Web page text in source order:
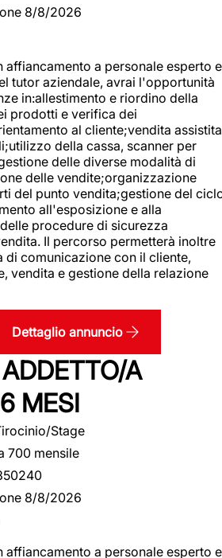
8/8/2026
affiancamento a personale esperto e
tutor aziendale, avrai l'opportunità
in:allestimento e riordino della
prodotti e verifica dei
al cliente;vendita assistita
della cassa, scanner per
delle diverse modalità di
delle vendite;organizzazione
del punto vendita;gestione del
all'esposizione e alla
procedure di sicurezza
Il percorso permetterà inoltre
comunicazione con il cliente,
vendita e gestione della relazione
Dettaglio annuncio
A
MESI
Stage
700 mensile
8/8/2026
affiancamento a personale esperto e